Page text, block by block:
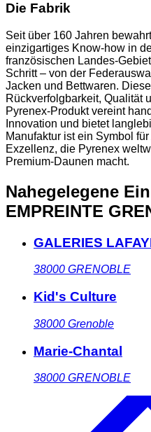
Die Fabrik
Seit über 160 Jahren
einzigartiges Know-how in
französischen Landes-
Schritt – von der
Jacken und Bettwaren.
Rückverfolgbarkeit, Qualität
Pyrenex-Produkt vereint
Innovation und bietet
Manufaktur ist ein Symbol
Exzellenz, die Pyrenex
Premium-Daunen macht.
Nahegelegene
EMPREINTE
GALERIES
38000 GRENOBLE
Kid's Culture
38000 Grenoble
Marie-Chantal
38000 GRENOBLE